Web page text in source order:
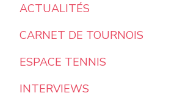
ACTUALITÉS
CARNET DE TOURNOIS
ESPACE TENNIS
INTERVIEWS